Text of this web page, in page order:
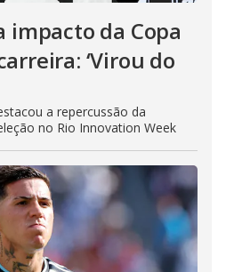
impacto da Copa
‘Virou do
a repercussão da
no Rio Innovation Week